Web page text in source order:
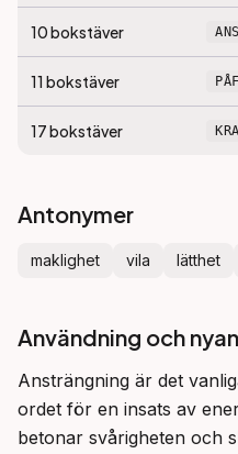
10bokstäver
11 bokstäver
17bokstäver
Antonymer
maklighet vila lätthet
Användning och
Ansträngning är det
ordet för en insats av
betonar svårigheten och